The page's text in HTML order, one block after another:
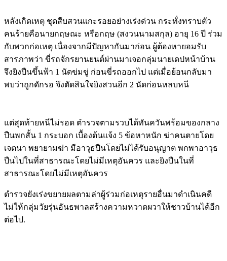
หลังเกิดเหตุ ชุดสืบสวนแกะรอยอย่างเร่งด่วน กระทั่งทราบตัว
คนร้ายคือนายกฤษณะ หรือกฤษ (สงวนนามสกุล) อายุ 16 ปี ร่วม
กับพวกก่อเหตุ เนื่องจากมีปัญหากันมาก่อน ผู้ต้องหายอมรับ
สารภาพว่า ขี่รถจักรยานยนต์ผ่านมาเจอกลุ่มนายเดปหน้าบ้าน
จึงยิงปืนขึ้นฟ้า 1 นัดข่มขู่ ก่อนขี่รถออกไป แต่เมื่อย้อนกลับมา
พบว่าถูกดักรอ จึงตัดสินใจยิงสวนอีก 2 นัดก่อนหลบหนี
แต่สุดท้ายหนีไม่รอด ตำรวจตามรวบได้ทันควันพร้อมของกลาง
ปืนพกสั้น 1 กระบอก เบื้องต้นแจ้ง 5 ข้อหาหนัก ฆ่าคนตายโดย
เจตนา พยายามฆ่า มีอาวุธปืนโดยไม่ได้รับอนุญาต พกพาอาวุธ
ปืนไปในที่สาธารณะโดยไม่มีเหตุอันควร และยิงปืนในที่
สาธารณะโดยไม่มีเหตุอันควร
ตำรวจยังเร่งขยายผลตามล่าผู้ร่วมก่อเหตุรายอื่นมาดำเนินคดี
ไม่ให้กลุ่มวัยรุ่นอันธพาลสร้างความหวาดผวาให้ชาวบ้านได้อีก
ต่อไป.